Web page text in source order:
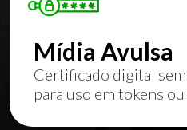
Mídia Avulsa
Certificado digital
para uso em tokens